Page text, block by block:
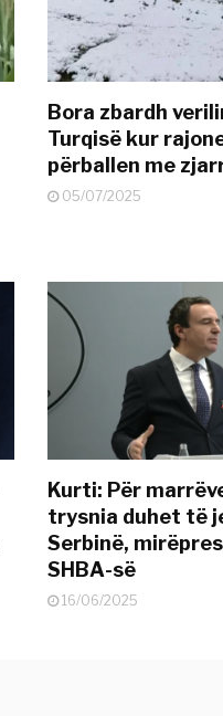
Bora zbardh
Turqisë kur
përballen me
05/07/2025
Kurti: Për
trysnia duhet të
Serbinë,
SHBA-së
16/06/2025